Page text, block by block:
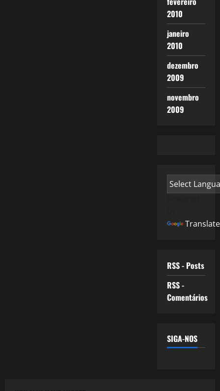
2010
janeiro
2010
dezembro
2009
novembro
2009
Translate
RSS - Posts
RSS -
Comentários
SIGA-NOS